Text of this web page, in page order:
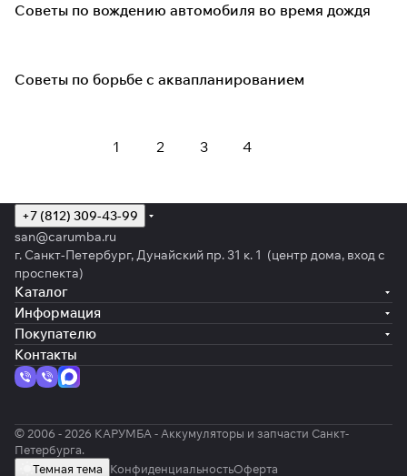
Советы по вождению автомобиля во время дождя
Советы по борьбе с аквапланированием
1 2 3 4
+7 (812) 309-43-99
san@carumba.ru
г. Санкт-Петербург, Дунайский пр. 31 к. 1 (центр дома, вход с
проспекта)
Каталог
Информация
Покупателю
Контакты
© 2006 - 2026 КАРУМБА - Аккумуляторы и запчасти Санкт-
Петербурга.
Темная тема
КонфиденциальностьОферта